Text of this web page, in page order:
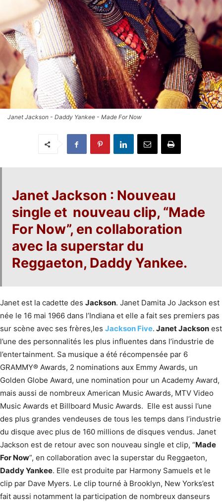
Janet Jackson - Daddy Yankee - Made For Now
Janet Jackson : Nouveau
single et nouveau clip, “Made
For Now”, en collaboration
avec la superstar du
Reggaeton, Daddy Yankee.
Janet est la cadette des Jackson. Janet Damita Jo Jackson est
née le 16 mai 1966 dans l’Indiana et elle a fait ses premiers pas
sur scène avec ses frères,les Jackson Five. Janet Jackson est
l’une des personnalités les plus influentes dans l’industrie de
l’entertainment. Sa musique a été récompensée par 6
GRAMMY® Awards, 2 nominations aux Emmy Awards, un
Golden Globe Award, une nomination pour un Academy Award,
mais aussi de nombreux American Music Awards, MTV Video
Music Awards et Billboard Music Awards. Elle est aussi l’une
des plus grandes vendeuses de tous les temps dans l’industrie
du disque avec plus de 160 millions de disques vendus. Janet
Jackson est de retour avec son nouveau single et clip, “Made
For Now”, en collaboration avec la superstar du Reggaeton,
Daddy Yankee. Elle est produite par Harmony Samuels et le
clip par Dave Myers. Le clip tourné à Brooklyn, New Yorks’est
fait aussi notamment la participation de nombreux danseurs